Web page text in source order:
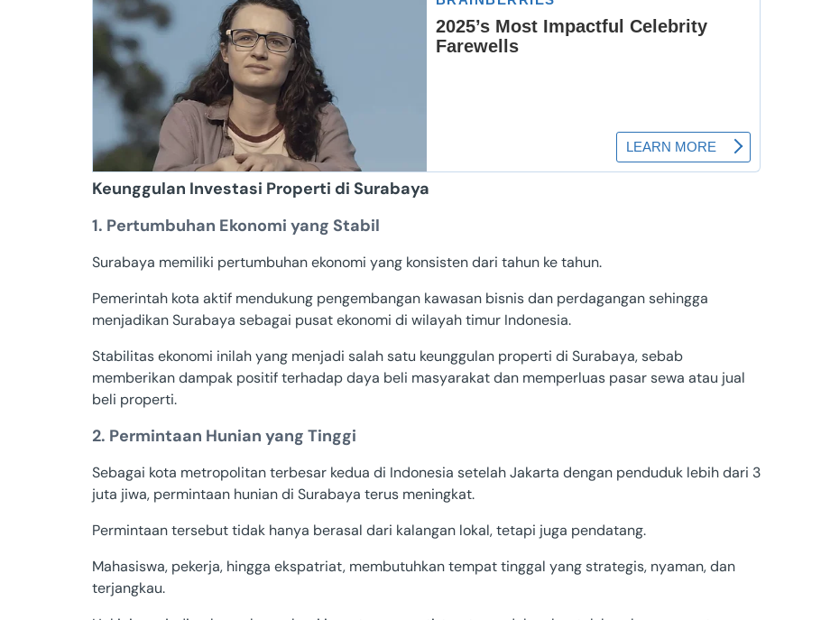
Keunggulan Investasi Properti di Surabaya
1. Pertumbuhan Ekonomi yang Stabil
Surabaya memiliki pertumbuhan ekonomi yang konsisten dari tahun ke tahun.
Pemerintah kota aktif mendukung pengembangan kawasan bisnis dan perdagangan sehingga
menjadikan Surabaya sebagai pusat ekonomi di wilayah timur Indonesia.
Stabilitas ekonomi inilah yang menjadi salah satu keunggulan properti di Surabaya, sebab
memberikan dampak positif terhadap daya beli masyarakat dan memperluas pasar sewa atau jual
beli properti.
2. Permintaan Hunian yang Tinggi
Sebagai kota metropolitan terbesar kedua di Indonesia setelah Jakarta dengan penduduk lebih dari 3
juta jiwa, permintaan hunian di Surabaya terus meningkat.
Permintaan tersebut tidak hanya berasal dari kalangan lokal, tetapi juga pendatang.
Mahasiswa, pekerja, hingga ekspatriat, membutuhkan tempat tinggal yang strategis, nyaman, dan
terjangkau.